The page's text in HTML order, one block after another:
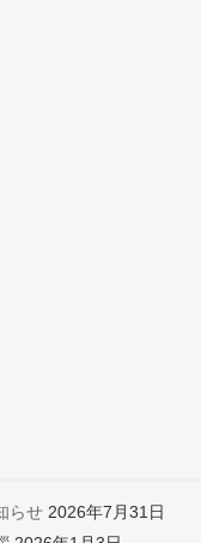
らせ 2026年7月31日